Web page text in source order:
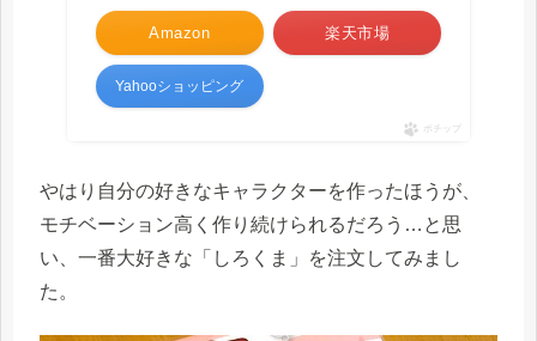
Amazon 楽天市場
Yahooショッピング
ポチップ
やはり自分の好きなキャラクターを作ったほうが、
モチベーション高く作り続けられるだろう…と思
い、一番大好きな「しろくま」を注文してみまし
た。